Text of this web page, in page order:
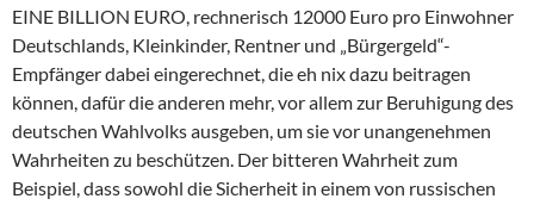
EINE BILLION EURO, rechnerisch 12000 Euro pro Einwohner
Deutschlands, Kleinkinder, Rentner und „Bürgergeld“-
Empfänger dabei eingerechnet, die eh nix dazu beitragen
können, dafür die anderen mehr, vor allem zur Beruhigung des
deutschen Wahlvolks ausgeben, um sie vor unangenehmen
Wahrheiten zu beschützen. Der bitteren Wahrheit zum
Beispiel, dass sowohl die Sicherheit in einem von russischen